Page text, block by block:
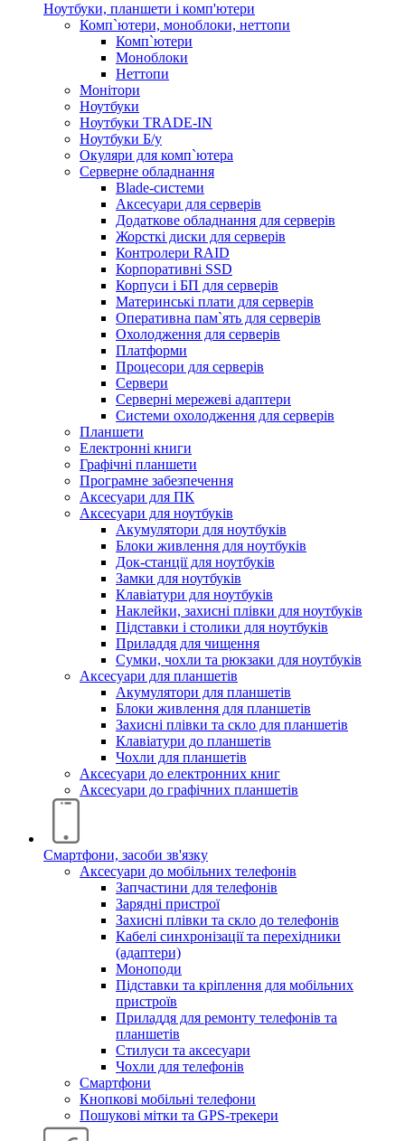
Ноутбуки, планшети і комп'ютери
Комп`ютери, моноблоки, неттопи
Комп`ютери
Моноблоки
Неттопи
Монітори
Ноутбуки
Ноутбуки TRADE-IN
Ноутбуки Б/у
Окуляри для комп`ютера
Серверне обладнання
Blade-системи
Аксесуари для серверів
Додаткове обладнання для серверів
Жорсткі диски для серверів
Контролери RAID
Корпоративні SSD
Корпуси і БП для серверів
Материнські плати для серверів
Оперативна пам`ять для серверів
Охолодження для серверів
Платформи
Процесори для серверів
Сервери
Серверні мережеві адаптери
Системи охолодження для серверів
Планшети
Електронні книги
Графічні планшети
Програмне забезпечення
Аксесуари для ПК
Аксесуари для ноутбуків
Акумулятори для ноутбуків
Блоки живлення для ноутбуків
Док-станції для ноутбуків
Замки для ноутбуків
Клавіатури для ноутбуків
Наклейки, захисні плівки для ноутбуків
Підставки і столики для ноутбуків
Приладдя для чищення
Сумки, чохли та рюкзаки для ноутбуків
Аксесуари для планшетів
Акумулятори для планшетів
Блоки живлення для планшетів
Захисні плівки та скло для планшетів
Клавіатури до планшетів
Чохли для планшетів
Аксесуари до електронних книг
Аксесуари дo графічних планшетів
Смартфони, засоби зв'язку
Аксесуари до мобільних телефонів
Запчастини для телефонів
Зарядні пристрої
Захисні плівки та скло до телефонів
Кабелі синхронізації та перехідники
(адаптери)
Моноподи
Підставки та кріплення для мобільних
пристроїв
Приладдя для ремонту телефонів та
планшетів
Стилуси та аксесуари
Чохли для телефонів
Смартфони
Кнопкові мобільні телефони
Пошукові мітки та GPS-трекери